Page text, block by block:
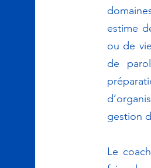
estime
ou de
de
gestion
Le